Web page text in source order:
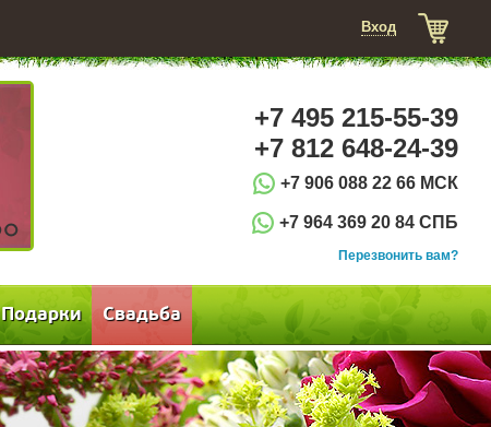
Вход
3
+7 495 215-55-39
+7 812 648-24-39
+7 906 088 22 66 МСК
+7 964 369 20 84 СПБ
Перезвонить вам?
Подарки Свадьба